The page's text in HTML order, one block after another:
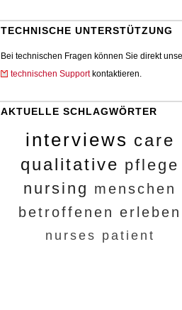
TECHNISCHE UNTERSTÜTZUNG
Bei technischen Fragen können Sie direkt
technischen Supportkontaktieren.
AKTUELLE SCHLAGWÖRTER
interviews care
qualitative pflege
nursing menschen
betroffenen erleben
nurses patient